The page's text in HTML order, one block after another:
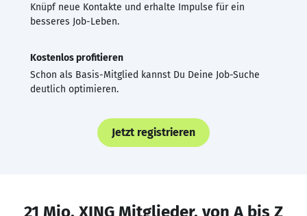
Knüpf neue Kontakte und erhalte Impulse für ein
besseres Job-Leben.
Kostenlos profitieren
Schon als Basis-Mitglied kannst Du Deine Job-Suche
deutlich optimieren.
Jetzt registrieren
21 Mio. XING Mitglieder, von A bis Z